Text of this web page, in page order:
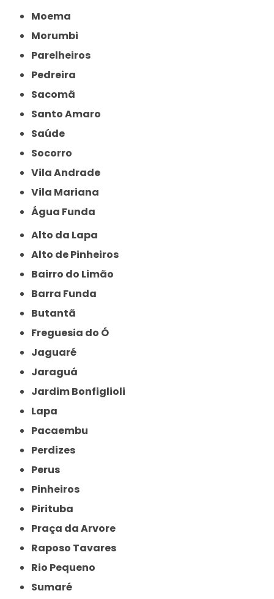
Moema
Morumbi
Parelheiros
Pedreira
Sacomã
Santo Amaro
Saúde
Socorro
Vila Andrade
Vila Mariana
Água Funda
Alto da Lapa
Alto de Pinheiros
Bairro do Limão
Barra Funda
Butantã
Freguesia do Ó
Jaguaré
Jaraguá
Jardim Bonfiglioli
Lapa
Pacaembu
Perdizes
Perus
Pinheiros
Pirituba
Praça da Arvore
Raposo Tavares
Rio Pequeno
Sumaré